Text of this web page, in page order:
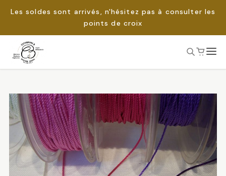
Les soldes sont arrivés, n'hésitez pas à consulter les
points de croix
Passer